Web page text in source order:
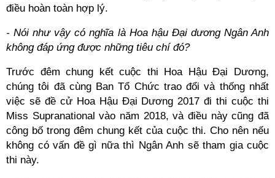
điều hoàn toàn hợp lý.
- Nói như vậy có nghĩa là Hoa hậu Đại dương Ngân Anh
không đáp ứng được những tiêu chí đó?
Trước đêm chung kết cuộc thi Hoa Hậu Đại Dương,
chúng tôi đã cùng Ban Tổ Chức trao đổi và thống nhất
việc sẽ đề cử Hoa Hậu Đại Dương 2017 đi thi cuộc thi
Miss Supranational vào năm 2018, và điều này cũng đã
công bố trong đêm chung kết của cuộc thi. Cho nên nếu
không có vấn đề gì nữa thì Ngân Anh sẽ tham gia cuộc
thi này.